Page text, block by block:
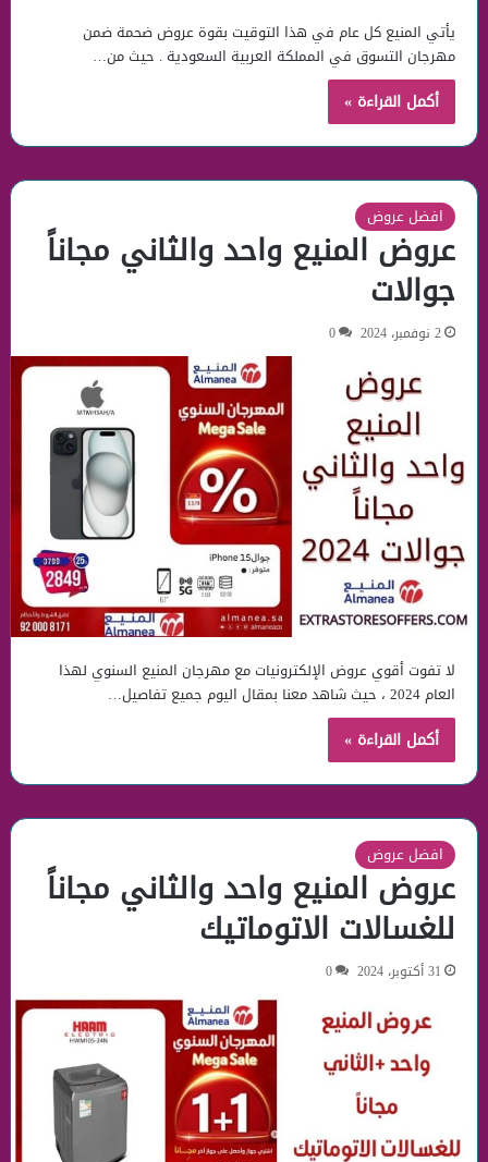
يأتي المنيع كل عام في هذا التوقيت بقوة عروض ضحمة ضمن
مهرجان التسوق في المملكة العربية السعودية . حيث من…
أكمل القراءة »
افضل عروض
عروض المنيع واحد والثاني مجاناً
جوالات
2 نوفمبر، 2024 0
لا تفوت أقوي عروض الإلكترونيات مع مهرجان المنيع السنوي لهذا
العام 2024 ، حيث شاهد معنا بمقال اليوم جميع تفاصيل…
أكمل القراءة »
افضل عروض
عروض المنيع واحد والثاني مجاناً
للغسالات الاتوماتيك​
31 أكتوبر، 2024 0